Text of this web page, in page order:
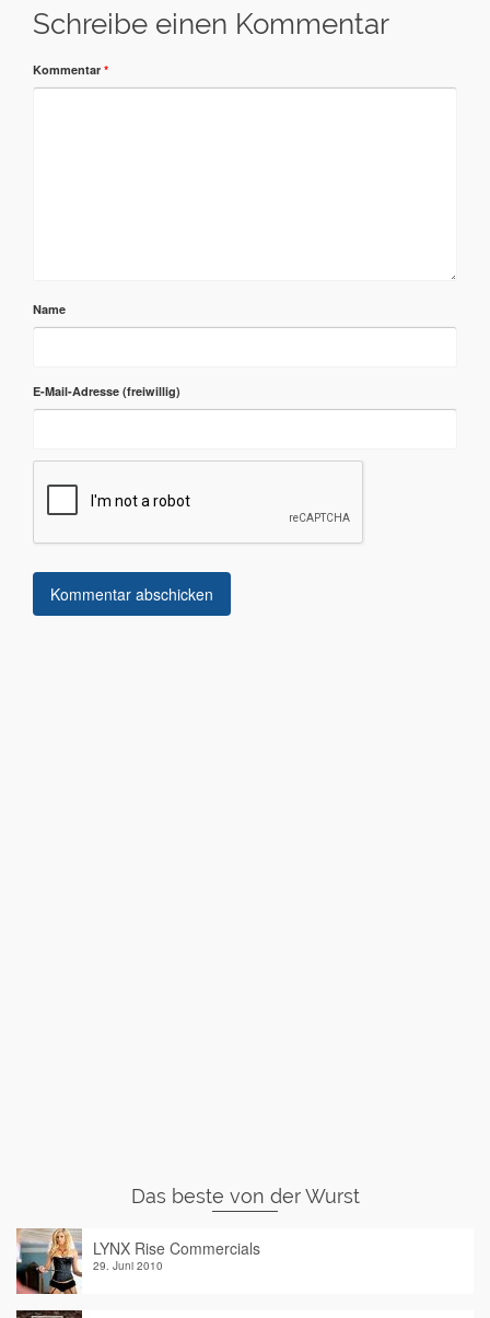
Schreibe einen Kommentar
Kommentar *
Name
E-Mail-Adresse
Das beste von der Wurst
LYNX Rise Commercials
29. Juni 2010